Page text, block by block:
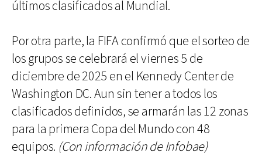
últimos clasificados al Mundial.
Por otra parte, la FIFA confirmó que el sorteo de
los grupos se celebrará el viernes 5 de
diciembre de 2025 en el Kennedy Center de
Washington DC. Aun sin tener a todos los
clasificados definidos, se armarán las 12 zonas
para la primera Copa del Mundo con 48
equipos. (Con información de Infobae)